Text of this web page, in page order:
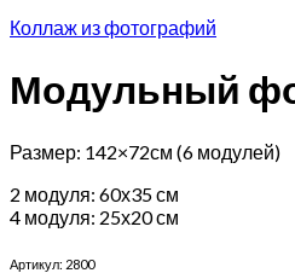
Коллаж из фотографий
Модульный
Размер: 142×72см (6 модулей)
2 модуля: 60х35 см
4 модуля: 25х20 см
Артикул: 2800